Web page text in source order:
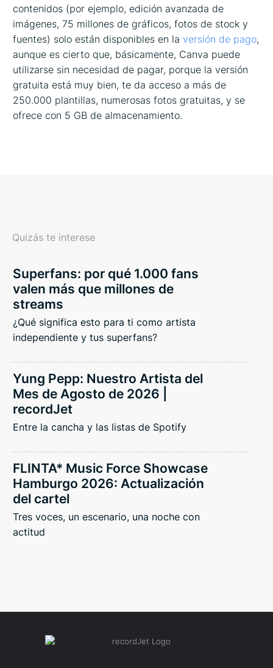
contenidos (por ejemplo, edición avanzada de
imágenes, 75 millones de gráficos, fotos de stock y
fuentes) solo están disponibles en laversión de pago,
aunque es cierto que, básicamente, Canva puede
utilizarse sin necesidad de pagar, porque la versión
gratuita está muy bien, te da acceso a más de
250.000 plantillas, numerosas fotos gratuitas, y se
ofrece con 5 GB de almacenamiento.
Quizás te interese
Superfans: por qué 1.000 fans
valen más que millones de
streams
¿Qué significa esto para ti como artista
independiente y tus superfans?
Yung Pepp: Nuestro Artista del
Mes de Agosto de 2026 |
recordJet
Entre la cancha y las listas de Spotify
FLINTA* Music Force Showcase
Hamburgo 2026: Actualización
del cartel
Tres voces, un escenario, una noche con
actitud